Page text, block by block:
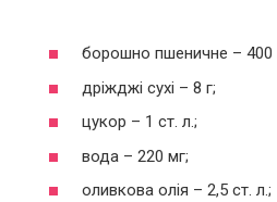
борошно пшеничне – 400
дріжджі сухі – 8 г;
цукор – 1 ст. л.;
вода – 220 мг;
оливкова олія – 2,5 ст. л.;